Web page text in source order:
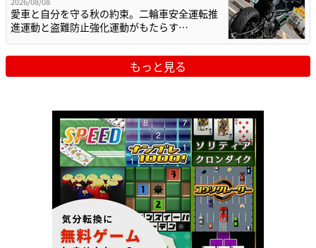
愛車と自分を守る秋の約束。二輪車安全運転推
進運動と盗難防止強化運動がもたらす…
もっと見る